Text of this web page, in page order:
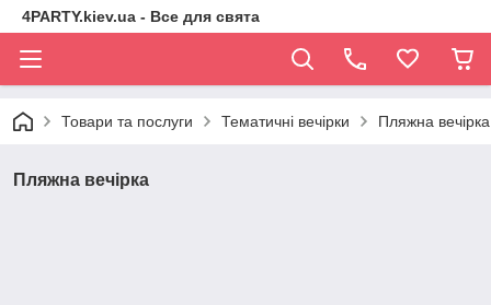
4PARTY.kiev.ua - Все для свята
Товари та послуги Тематичні вечірки Пляжна вечірка
Пляжна вечірка